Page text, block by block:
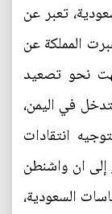
تعبر عن
المملكة عن
نحو تصعيد
في اليمن،
انتقادات
إلى ان واشنطن
السعودية،